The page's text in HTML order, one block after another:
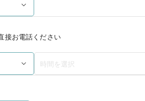
接お電話ください